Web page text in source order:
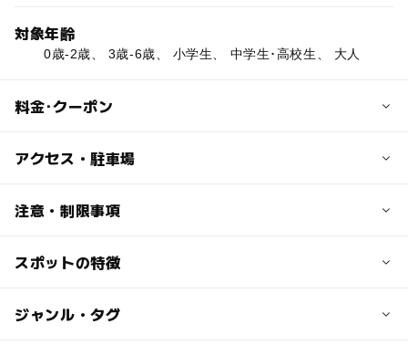
対象年齢
0歳-2歳、 3歳-6歳、 小学生、 中学生･高校生、 大人
料金･クーポン
子供の料金
プラネタリウム（小・中・高校生）
展示ホール
アクセス・駐車場
交通アクセス
・電車の場合
注意・制限事項
プラネタリウムあり：○
小学生向け体験イベントあり：○
スポットの特徴
駐車場あり ◯
ジャンル・タグ